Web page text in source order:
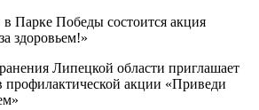
в Парке Победы состоится акция
здоровьем!»
Липецкой области приглашает
профилактической акции «Приведи